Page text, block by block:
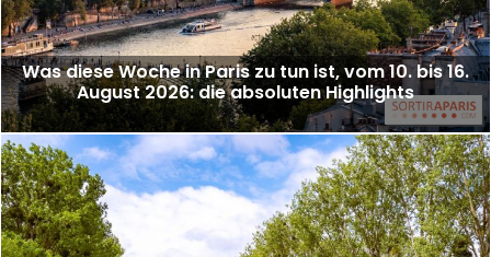
Was diese Woche in Paris zu tun ist, vom 10. bis 16.
August 2026: die absoluten Highlights